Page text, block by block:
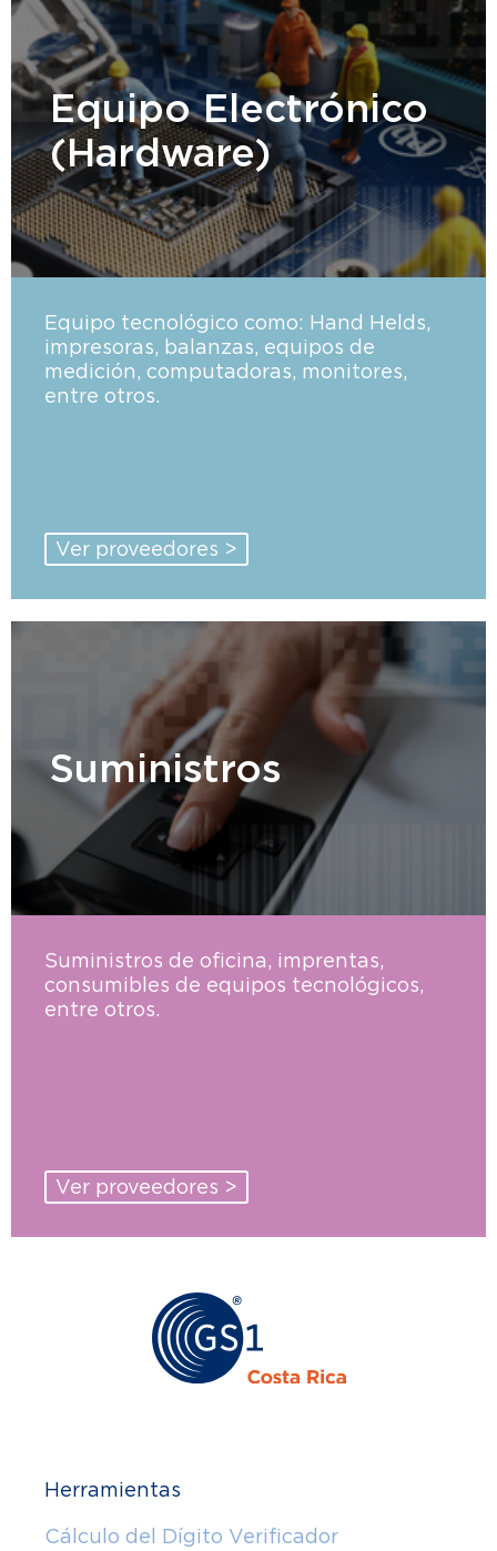
Equipo Electrónico
(Hardware)
Equipo tecnológico como: Hand Helds,
impresoras, balanzas, equipos de
medición, computadoras, monitores,
entre otros.
Ver proveedores >
Suministros
Suministros de oficina, imprentas,
consumibles de equipos tecnológicos,
entre otros.
Ver proveedores >
Herramientas
Cálculo del Dígito Verificador